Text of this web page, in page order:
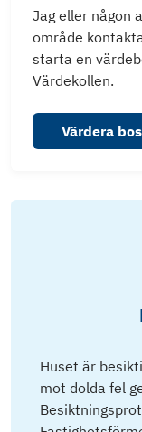
Jag eller någon
område
starta en
Värdekollen.
Värdera
Huset är
mot dolda fel